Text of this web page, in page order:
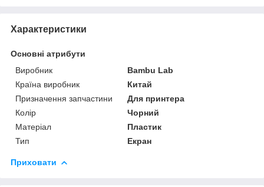
Характеристики
Основні атрибути
Виробник
Bambu Lab
Країна виробник
Китай
Призначення запчастини
Для принтера
Колір
Чорний
Матеріал
Пластик
Тип
Екран
Приховати